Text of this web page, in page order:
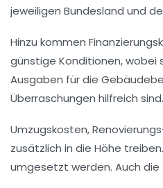
jeweiligen Bundesland und
Hinzu kommen
günstige Konditionen, wobei
Ausgaben für die
Überraschungen hilfreich
Umzugskosten,
zusätzlich in die Höhe
umgesetzt werden. Auch die